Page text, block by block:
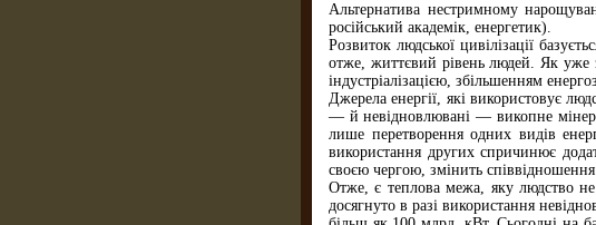
Альтернатива нестримному
російський академік, енергетик).
Розвиток людської цивілізації
отже, життєвий рівень людей. Як уже
індустріалізацією, збільшенням
Джерела енергії, які використовує
— й невідновлювані — викопне
лише перетворення одних видів
використання других спричинює
своєю чергою, змінить
Отже, є теплова межа, яку людство не
досягнуто в разі використання